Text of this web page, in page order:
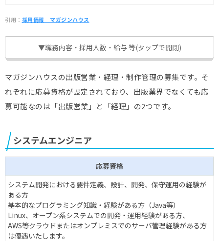
引用： 採用情報＿マガジンハウス
▼職務内容・採用人数・給与 等(タップで開閉)
マガジンハウスの出版営業・経理・制作管理の募集です。そ
れぞれに応募資格が設定されており、出版業界でなくても応
募可能なのは「出版営業」と「経理」の2つです。
システムエンジニア
応募資格
システム開発における要件定義、設計、開発、保守運用の経験が
ある方
基本的なプログラミング知識・経験がある方（Java等）
Linux、オープン系システムでの開発・運用経験がある方、
AWS等クラウドまたはオンプレミスでのサーバ管理経験がある方
は優遇いたします。